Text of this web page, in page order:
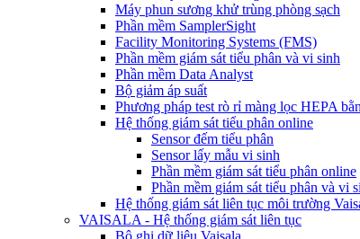
Máy phun sương khử trùng phòng sạch
Phần mềm SamplerSight
Facility Monitoring Systems (FMS)
Phần mềm giám sát tiểu phân và vi sinh
Phần mềm Data Analyst
Bộ giảm áp suất
Phương pháp test rò rỉ màng lọc HEPA
Hệ thống giám sát tiểu phân online
Sensor đếm tiểu phân
Sensor lấy mẫu vi sinh
Phần mềm giám sát tiểu phân online
Phần mềm giám sát tiểu phân và vi
Hệ thống giám sát liên tục môi trường
VAISALA - Hệ thống giám sát liên tục
Bộ ghi dữ liệu Vaisala